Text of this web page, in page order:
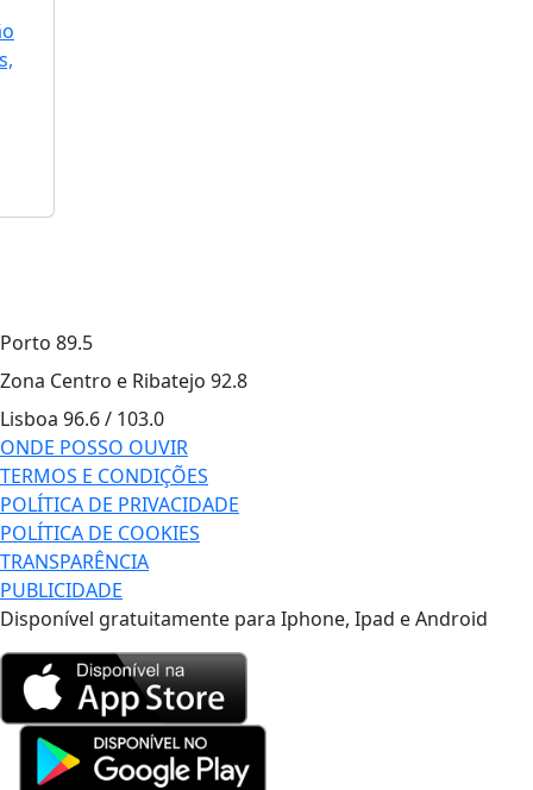
Porto 89.5
Zona Centro e Ribatejo 92.8
Lisboa 96.6 / 103.0
ONDE POSSO OUVIR
TERMOS E CONDIÇÕES
POLÍTICA DE PRIVACIDADE
POLÍTICA DE COOKIES
TRANSPARÊNCIA
PUBLICIDADE
Disponível gratuitamente para Iphone, Ipad e Android